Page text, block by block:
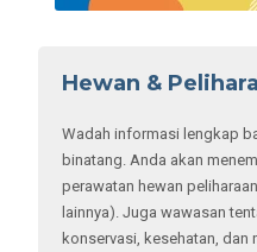
Hewan &
Wadah informasi lengkap
binatang. Anda akan
perawatan hewan
lainnya). Juga wawasan
konservasi, kesehatan, dan